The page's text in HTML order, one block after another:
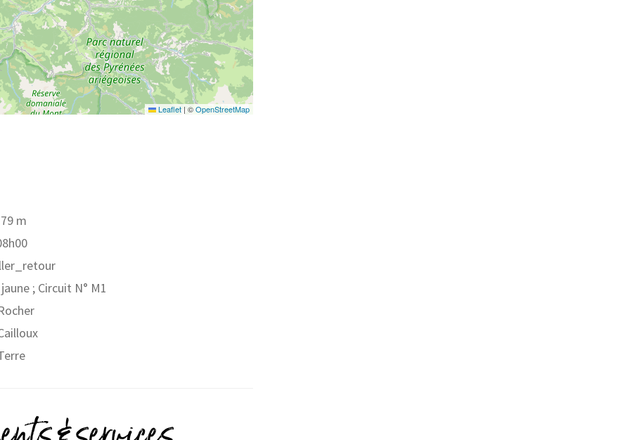
Leaflet | ©OpenStreetMap
m
; Circuit N° M1